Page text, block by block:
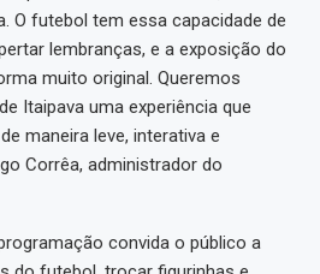
O futebol tem essa capacidade de
lembranças, e a exposição do
muito original. Queremos
Itaipava uma experiência que
maneira leve, interativa e
Corrêa, administrador do
convida o público a